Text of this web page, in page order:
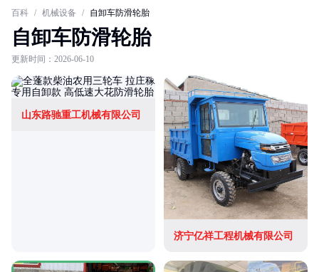
百科 / 机械设备 / 自卸车防滑轮胎
自卸车防滑轮胎
更新时间：2026-06-10
山东路驰重工机械有限公司
济宁亿祥工程机械有限公司